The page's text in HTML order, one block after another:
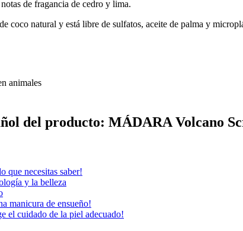
de fragancia de cedro y lima.
coco natural y está libre de sulfatos, aceite de palma y
animales
del producto: MÁDARA Volcano
que necesitas saber!
y la belleza
manicura de ensueño!
el cuidado de la piel adecuado!